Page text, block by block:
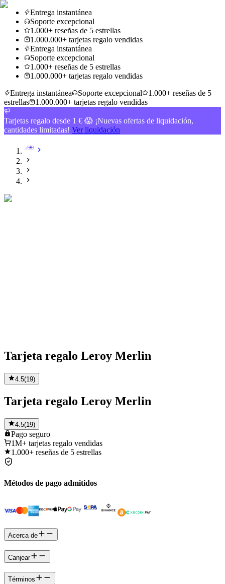
Entrega instantánea
Soporte excepcional
1.000+ reseñas de 5 estrellas
1.000.000+ tarjetas regalo vendidas
Entrega instantánea
Soporte excepcional
1.000+ reseñas de 5 estrellas
1.000.000+ tarjetas regalo vendidas
Entrega instantánea
Soporte excepcional
1.000+ reseñas de 5
estrellas
1.000.000+ tarjetas regalo vendidas
Tarjetas regalo desde 1 € 😱 ¡Nuevas ofertas de liquidación,
cantidades limitadas! Ver liquidación
Tarjeta regalo Leroy Merlin
4.5(19)
Tarjeta regalo Leroy Merlin
4.5(19)
Pago seguro
1M+ tarjetas regalo vendidas
1.000+ reseñas de 5 estrellas
Métodos de pago admitidos
Acerca de
Canjear
Términos